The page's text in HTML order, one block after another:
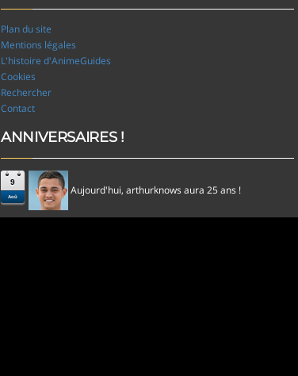
Plan du site
Mentions légales
L'histoire d'AnimeGuides
Cookies
Rechercher
Contact
ANNIVERSAIRES !
9
Aoû
Aujourd'hui, arthurknows aura 25 ans !